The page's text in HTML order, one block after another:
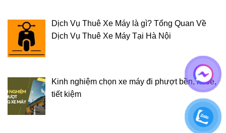
Dịch Vụ Thuê Xe Máy là gì? Tổng Quan Về
Dịch Vụ Thuê Xe Máy Tại Hà Nội
Kinh nghiệm chọn xe máy đi phượt bền, khỏe,
tiết kiệm